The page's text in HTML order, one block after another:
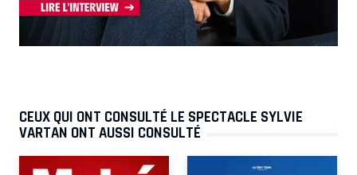
CEUX QUI ONT CONSULTÉ LE SPECTACLE SYLVIE
VARTAN ONT AUSSI CONSULTÉ